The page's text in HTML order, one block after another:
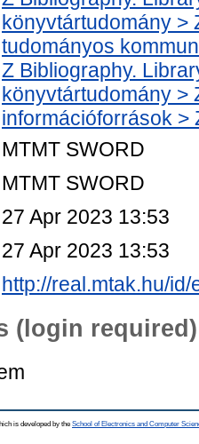
könyvtártudomány >
tudományos
Z Bibliography.
könyvtártudomány >
információforrások >
MTMT SWORD
MTMT SWORD
27 Apr 2023 13:53
27 Apr 2023 13:53
http://real.mtak.hu/
(login required)
is developed by the School of Electronics and Computer